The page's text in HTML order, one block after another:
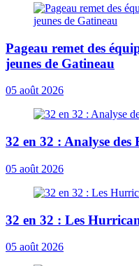
Pageau remet des
jeunes de Gatineau
05 août 2026
32 en 32 : Analyse
05 août 2026
32 en 32 : Les
05 août 2026